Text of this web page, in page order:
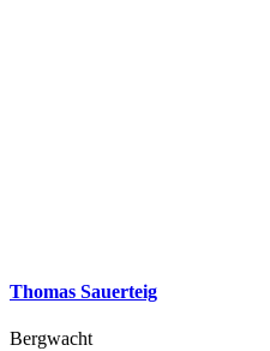
Thomas Sauerteig
Bergwacht